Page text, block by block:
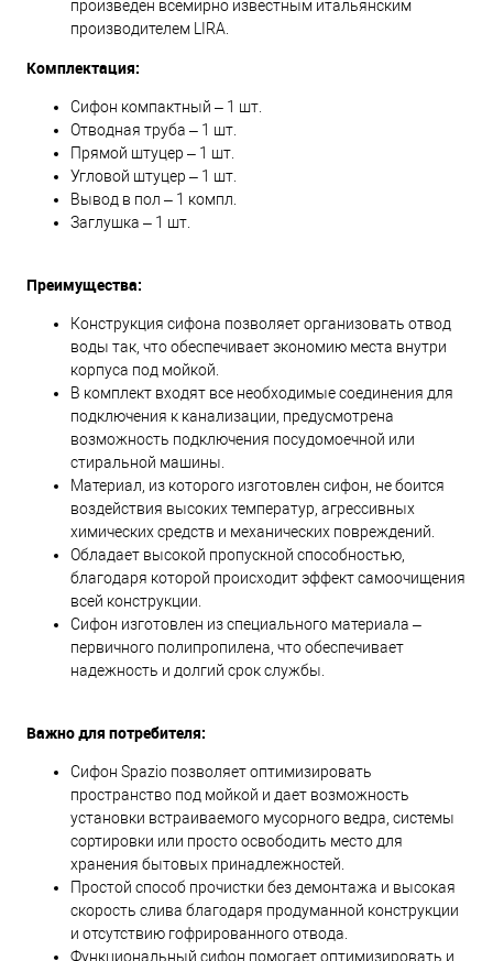
произведен всемирно известным итальянским
производителем LIRA.
Комплектация:
Сифон компактный – 1 шт.
Отводная труба – 1 шт.
Прямой штуцер – 1 шт.
Угловой штуцер – 1 шт.
Вывод в пол – 1 компл.
Заглушка – 1 шт.
Преимущества:
Конструкция сифона позволяет организовать отвод
воды так, что обеспечивает экономию места внутри
корпуса под мойкой.
В комплект входят все необходимые соединения для
подключения к канализации, предусмотрена
возможность подключения посудомоечной или
стиральной машины.
Материал, из которого изготовлен сифон, не боится
воздействия высоких температур, агрессивных
химических средств и механических повреждений.
Обладает высокой пропускной способностью,
благодаря которой происходит эффект самоочищения
всей конструкции.
Сифон изготовлен из специального материала –
первичного полипропилена, что обеспечивает
надежность и долгий срок службы.
Важно для потребителя:
Сифон Spazio позволяет оптимизировать
пространство под мойкой и дает возможность
установки встраиваемого мусорного ведра, системы
сортировки или просто освободить место для
хранения бытовых принадлежностей.
Простой способ прочистки без демонтажа и высокая
скорость слива благодаря продуманной конструкции
и отсутствию гофрированного отвода.
Функциональный сифон помогает оптимизировать и